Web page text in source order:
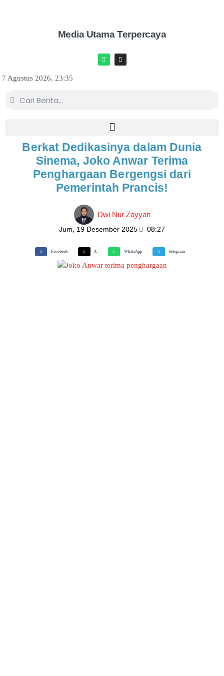
Media Utama Terpercaya
7 Agustus 2026, 23:35
Berkat Dedikasinya dalam Dunia
Sinema, Joko Anwar Terima
Penghargaan Bergengsi dari
Pemerintah Prancis!
Dwi Nur Zayyan
Jum, 19 Desember 2025 08:27
Facebook X WhatsApp Telegram